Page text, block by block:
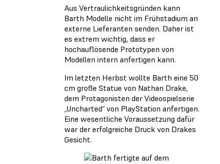
Aus Vertraulichkeitsgründen kann
Barth Modelle nicht im Frühstadium an
externe Lieferanten senden. Daher ist
es extrem wichtig, dass er
hochauflösende Prototypen von
Modellen intern anfertigen kann.
Im letzten Herbst wollte Barth eine 50
cm große Statue von Nathan Drake,
dem Protagonisten der Videospielserie
„Uncharted“ von PlayStation anfertigen.
Eine wesentliche Voraussetzung dafür
war der erfolgreiche Druck von Drakes
Gesicht.